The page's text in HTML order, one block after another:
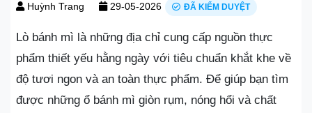
Huỳnh Trang 29-05-2026 ĐÃ KIỂM DUYỆT
Lò bánh mì là những địa chỉ cung cấp nguồn thực
phẩm thiết yếu hằng ngày với tiêu chuẩn khắt khe về
độ tươi ngon và an toàn thực phẩm. Để giúp bạn tìm
được những ổ bánh mì giòn rụm, nóng hổi và chất